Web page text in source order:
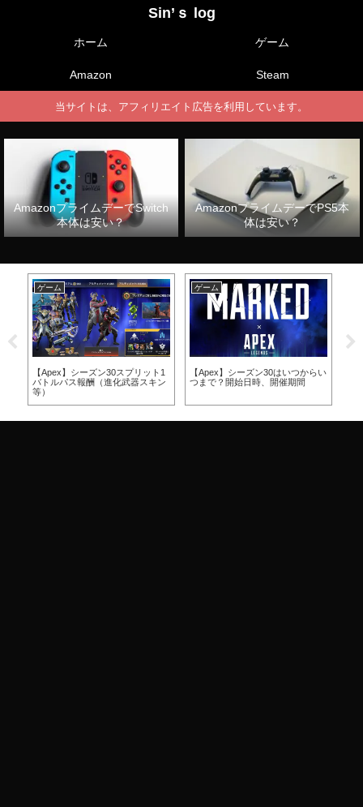
Sin’ｓ log
ホーム ゲーム
Amazon Steam
当サイトは、アフィリエイト広告を利用しています。
AmazonプライムデーでSwitch
本体は安い？
AmazonプライムデーでPS5本
体は安い？
ゲーム
【Apex】シーズン30スプリット1
バトルパス報酬（進化武器スキン
等）
ゲーム
【Apex】シーズン30はいつからい
つまで？開始日時、開催期間